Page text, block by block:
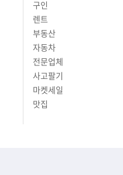
구인
렌트
부동산
자동차
전문업체
사고팔기
마켓세일
맛집